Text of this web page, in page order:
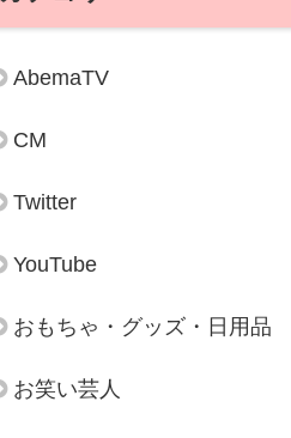
AbemaTV
CM
Twitter
YouTube
おもちゃ・グッズ・日用品
お笑い芸人